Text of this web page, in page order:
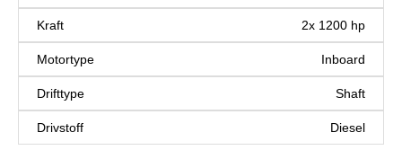
Kraft 2x 1200 hp
Motortype Inboard
Drifttype Shaft
Drivstoff Diesel